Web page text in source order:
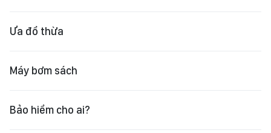
Ưa đổ thừa
Máy bơm sách
Bảo hiểm cho ai?